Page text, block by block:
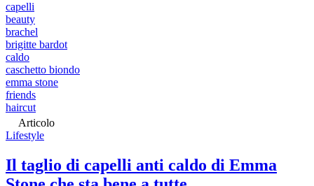
capelli
beauty
brachel
brigitte bardot
caldo
caschetto biondo
emma stone
friends
haircut
Articolo
Lifestyle
Il taglio di capelli anti caldo di Emma